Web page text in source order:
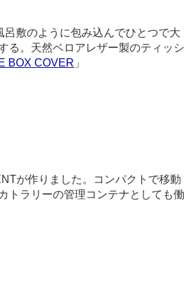
呂敷のように包み込んでひとつで大
る。天然ベロアレザー製のティッシ
BOX COVER 」
が作りました。コンパクトで移動
トラリーの管理コンテナとしても働